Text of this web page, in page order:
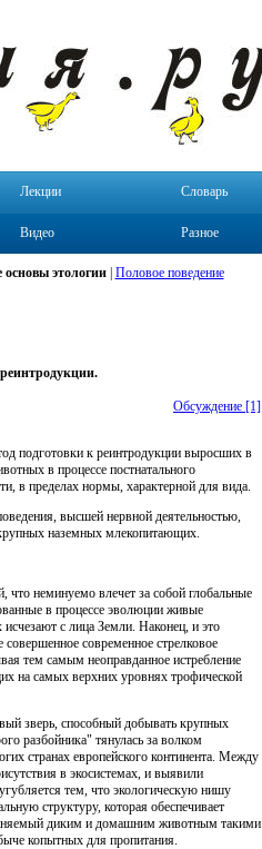
Лекции Словарь
Видео Разное
этологии| Половое поведение
Обсуждение [1]
подготовки к реинтродукции выросших в
в процессе постнатального
в пределах нормы, характерной для вида.
высшей нервной деятельностью,
наземных млекопитающих.
что неминуемо влечет за собой глобальные
в процессе эволюции живые
с лица Земли. Наконец, и это
современное стрелковое
тем самым неоправданное истребление
на самых верхних уровнях трофической
зверь, способный добывать крупных
разбойника" тянулась за волком
странах европейского континента. Между
в экосистемах, и выявили
тем, что экологическую нишу
структуру, которая обеспечивает
диким и домашним животным такими
копытных для пропитания.